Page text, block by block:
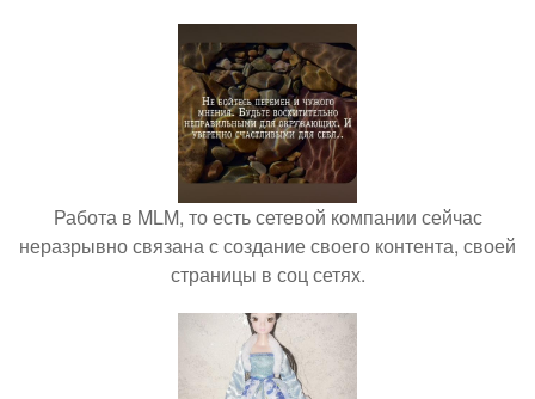
Работа в MLM, то есть сетевой компании сейчас
неразрывно связана с создание своего контента, своей
страницы в соц сетях.